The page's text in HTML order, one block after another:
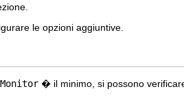
le opzioni aggiuntive.
Monitor � il minimo, si possono